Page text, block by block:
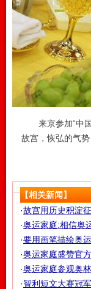
来京参加“中国
故宫，恢弘的气
【相关新闻】
·故宫用历史积淀
·奥运家庭:相信奥
·要用画笔描绘奥
·奥运家庭盛赞官
·奥运家庭参观奥
·智利短文大赛冠